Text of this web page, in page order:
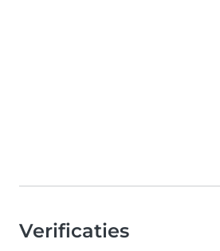
Verificaties